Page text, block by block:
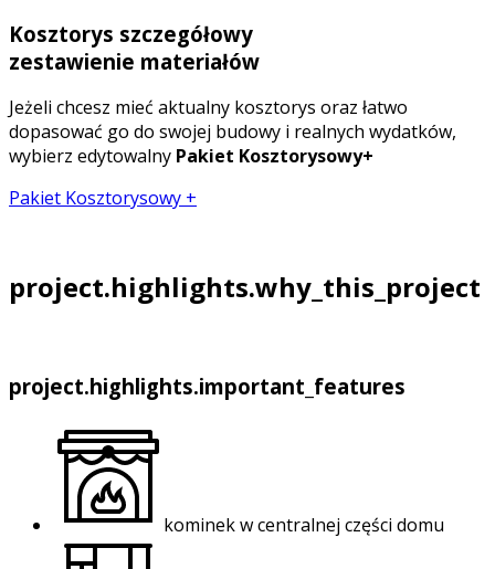
Kosztorys szczegółowy
zestawienie materiałów
Jeżeli chcesz mieć aktualny kosztorys oraz łatwo
dopasować go do swojej budowy i realnych wydatków,
wybierz edytowalny Pakiet Kosztorysowy+
Pakiet Kosztorysowy +
project.highlights.why_this_project
project.highlights.important_features
kominek w centralnej części domu